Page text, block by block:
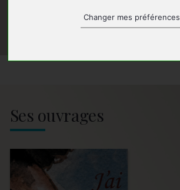
Changer mes préférences
Ses ouvrages